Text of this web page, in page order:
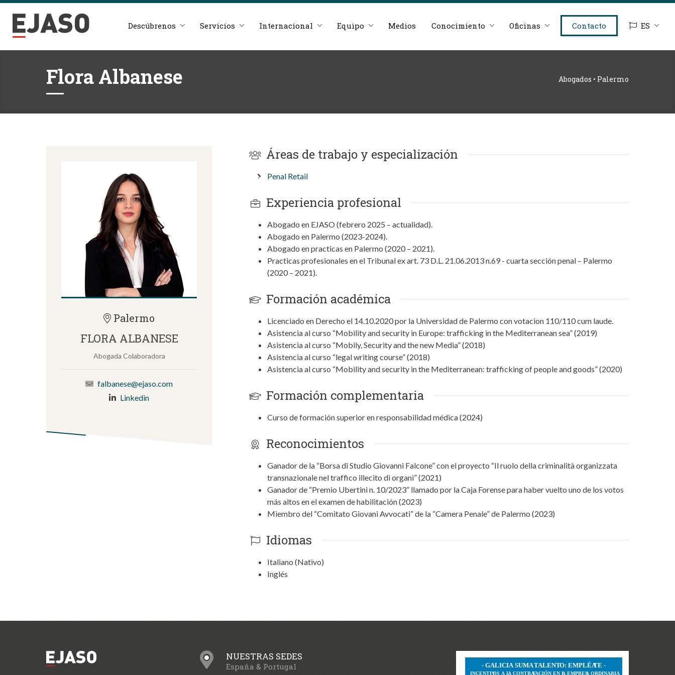
Descúbrenos Servicios Internacional Equipo Medios Conocimiento Oficinas Contacto ES
Flora Albanese Abogados • Palermo
Palermo
FLORA ALBANESE
Abogada Colaboradora
falbanese@ejaso.com
Linkedin
Áreas de trabajo y especialización
Penal Retail
Experiencia profesional
Abogado en EJASO (febrero 2025 – actualidad).
Abogado en Palermo (2023-2024).
Abogado en practicas en Palermo (2020 – 2021).
Practicas profesionales en el Tribunal ex art. 73 D.L. 21.06.2013 n.69 - cuarta sección penal – Palermo
(2020 – 2021).
Formación académica
Licenciado en Derecho el 14.10.2020 por la Universidad de Palermo con votacion 110/110 cum laude.
Asistencia al curso “Mobility and security in Europe: trafficking in the Mediterranean sea” (2019)
Asistencia al curso “Mobily, Security and the new Media” (2018)
Asistencia al curso “legal writing course” (2018)
Asistencia al curso “Mobility and security in the Mediterranean: trafficking of people and goods” (2020)
Formación complementaria
Curso de formación superior en responsabilidad médica (2024)
Reconocimientos
Ganador de la “Borsa di Studio Giovanni Falcone” con el proyecto “Il ruolo della criminalità organizzata
transnazionale nel traffico illecito di organi” (2021)
Ganador de “Premio Ubertini n. 10/2023” llamado por la Caja Forense para haber vuelto uno de los votos
más altos en el examen de habilitación (2023)
Miembro del “Comitato Giovani Avvocati” de la “Camera Penale” de Palermo (2023)
Idiomas
Italiano (Nativo)
Inglés
NUESTRAS SEDES
España & Portugal